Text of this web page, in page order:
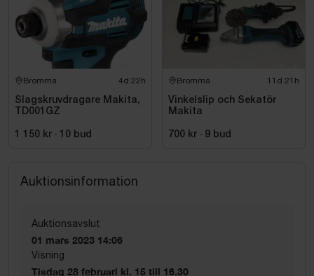
Bromma 4d 22h
Slagskruvdragare Makita,
TD001GZ
1 150 kr · 10 bud
Bromma 11d 21h
Vinkelslip och Sekatör
Makita
700 kr · 9 bud
Auktionsinformation
Auktionsavslut
01 mars 2023 14:06
Visning
Tisdag 28 februari kl. 15 till 16.30